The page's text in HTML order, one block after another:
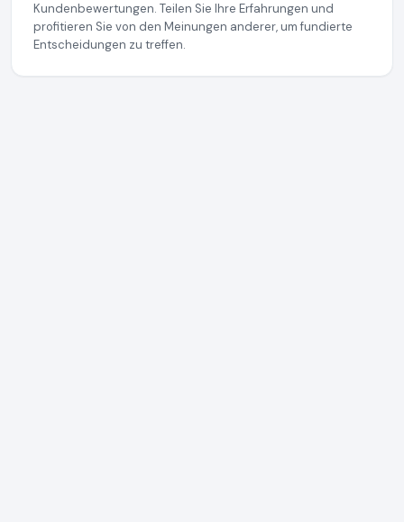
Kundenbewertungen. Teilen Sie Ihre Erfahrungen und
profitieren Sie von den Meinungen anderer, um fundierte
Entscheidungen zu treffen.